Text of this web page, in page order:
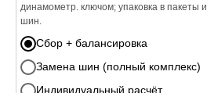
динамометр. ключом; упаковка в пакеты
шин.
Сбор + балансировка
Замена шин (полный комплекс)
Индивидуальный расчёт